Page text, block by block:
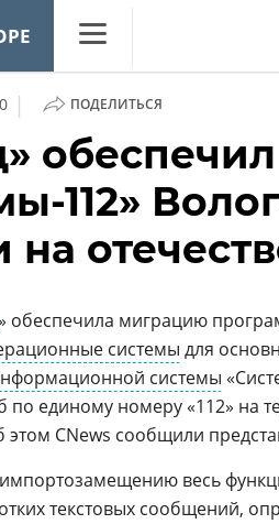
Конференции
Маркет
Техника
| ПОДЕЛИТЬСЯ
112»
на
обеспечила миграцию
системы для
системы
по единому номеру «112» на
этом CNews сообщили
весь
текстовых сообщений,
TV
как начать дружить на благо